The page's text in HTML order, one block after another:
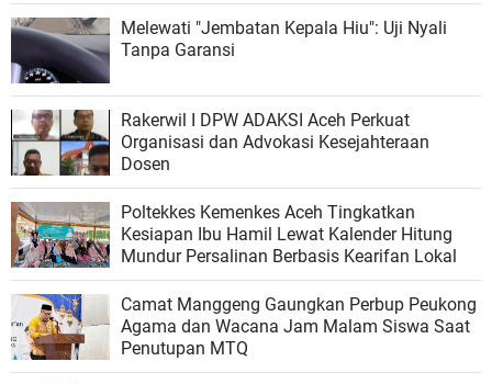
Melewati "Jembatan Kepala Hiu": Uji Nyali
Tanpa Garansi
Rakerwil I DPW ADAKSI Aceh Perkuat
Organisasi dan Advokasi Kesejahteraan
Dosen
Poltekkes Kemenkes Aceh Tingkatkan
Kesiapan Ibu Hamil Lewat Kalender Hitung
Mundur Persalinan Berbasis Kearifan Lokal
Camat Manggeng Gaungkan Perbup Peukong
Agama dan Wacana Jam Malam Siswa Saat
Penutupan MTQ